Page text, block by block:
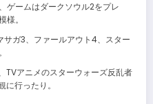
ゲームはダークソウル2をプレ
様。
サガ3、ファールアウト4、スター
TVアニメのスターウォーズ反乱者
行ったり。